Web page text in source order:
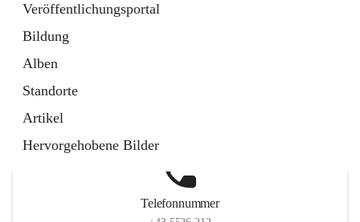
Veröffentlichungsportal
Bildung
Alben
Standorte
Artikel
Hervorgehobene Bilder
Telefonnummer